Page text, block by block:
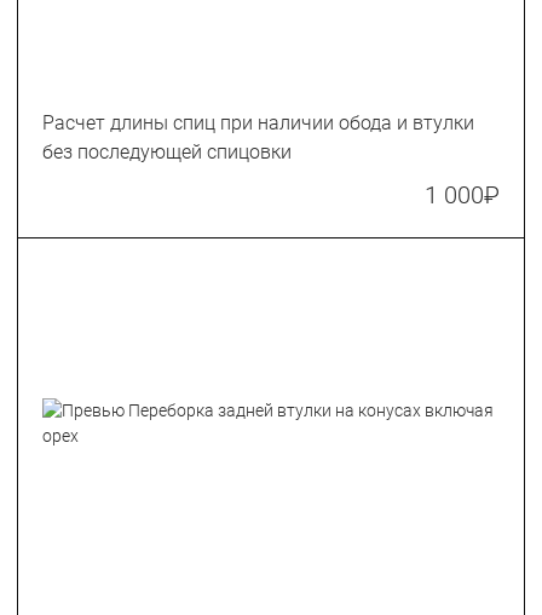
Расчет длины спиц при наличии обода и втулки
без последующей спицовки
1 000₽